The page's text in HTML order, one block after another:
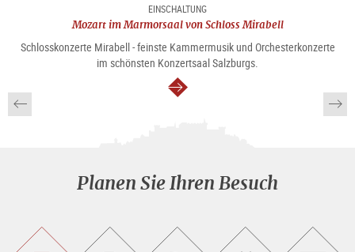
EINSCHALTUNG
Mozart im Marmorsaal von Schloss Mirabell
Schlosskonzerte Mirabell - feinste Kammermusik und Orchesterkonzerte
im schönsten Konzertsaal Salzburgs.
weiter
Planen Sie Ihren Besuch